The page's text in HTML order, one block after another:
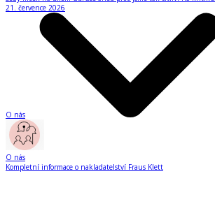
21. července 2026
O nás
O nás
Kompletní informace o nakladatelství Fraus Klett